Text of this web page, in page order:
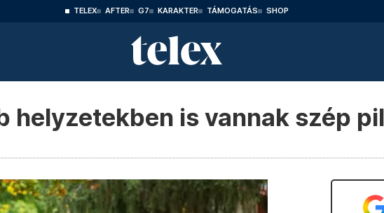
TELEX AFTER G7 KARAKTER TÁMOGATÁS SHOP
helyzetekben is vannak szép